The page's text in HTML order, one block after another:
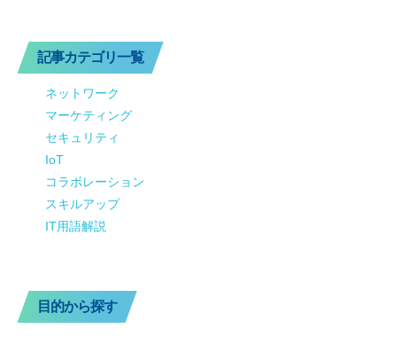
記事カテゴリ一覧
ネットワーク
マーケティング
セキュリティ
IoT
コラボレーション
スキルアップ
IT用語解説
目的から探す